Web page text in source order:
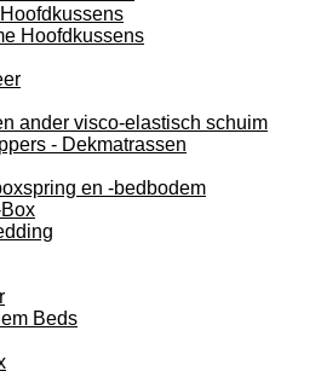
Hoofdkussens
ander visco-elastisch schuim
- Dekmatrassen
en -bedbodem
Beds